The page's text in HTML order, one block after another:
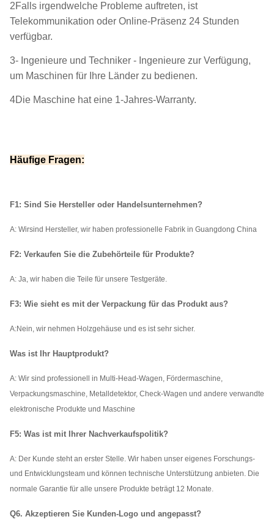
2Falls irgendwelche Probleme auftreten, ist
Telekommunikation oder Online-Präsenz 24 Stunden
verfügbar.
3- Ingenieure und Techniker - Ingenieure zur Verfügung,
um Maschinen für Ihre Länder zu bedienen.
4Die Maschine hat eine 1-Jahres-Warranty.
Häufige Fragen:
F1: Sind Sie Hersteller oder Handelsunternehmen?
A: Wirsind Hersteller, wir haben professionelle Fabrik in Guangdong China
F2: Verkaufen Sie die Zubehörteile für Produkte?
A: Ja, wir haben die Teile für unsere Testgeräte.
F3: Wie sieht es mit der Verpackung für das Produkt aus?
A:Nein, wir nehmen Holzgehäuse und es ist sehr sicher.
Was ist Ihr Hauptprodukt?
A: Wir sind professionell in Multi-Head-Wagen, Fördermaschine,
Verpackungsmaschine, Metalldetektor, Check-Wagen und andere verwandte
elektronische Produkte und Maschine
F5: Was ist mit Ihrer Nachverkaufspolitik?
A: Der Kunde steht an erster Stelle. Wir haben unser eigenes Forschungs-
und Entwicklungsteam und können technische Unterstützung anbieten. Die
normale Garantie für alle unsere Produkte beträgt 12 Monate.
Q6. Akzeptieren Sie Kunden-Logo und angepasst?